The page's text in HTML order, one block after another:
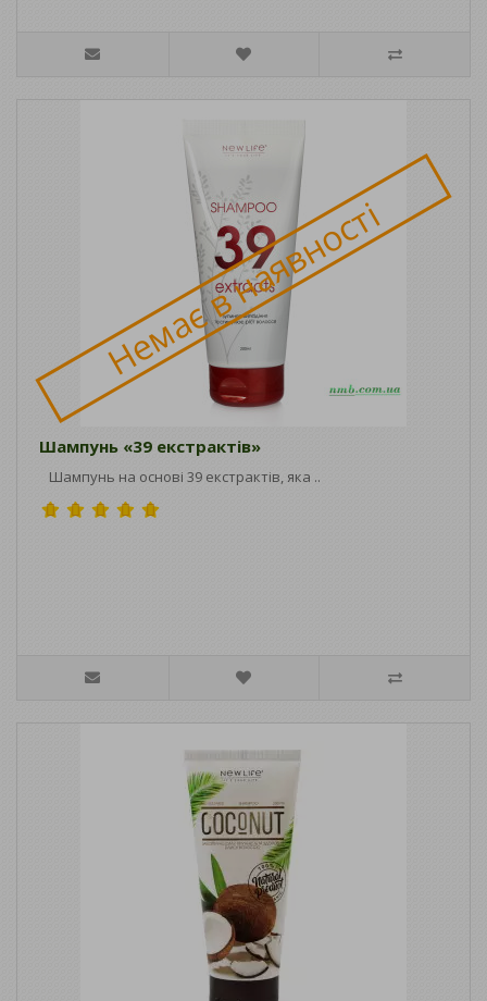
Немає в наявності
Шампунь «39 екстрактів»
Шампунь на основі 39 екстрактів, яка ..